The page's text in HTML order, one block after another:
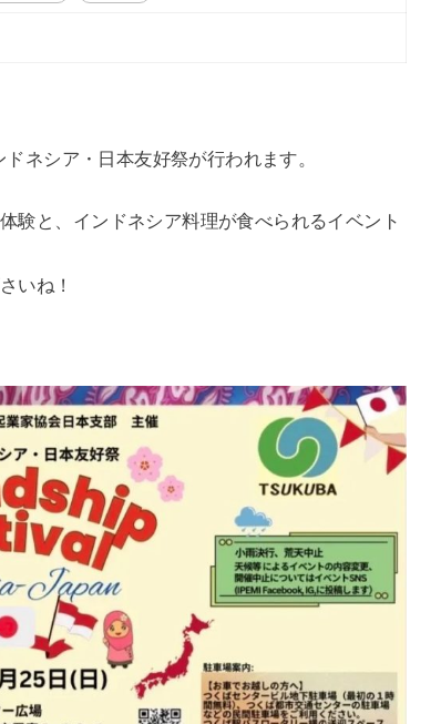
ネシア・日本友好祭が行われます。
験と、インドネシア料理が食べられるイベント
いね！